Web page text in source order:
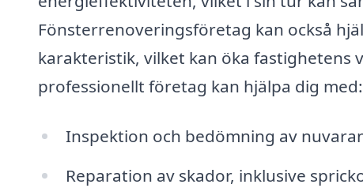
Fönsterrenoveringsföretag kan också
karakteristik, vilket kan öka fastighetens
professionellt företag kan hjälpa dig med:
Inspektion och bedömning av
Reparation av skador, inklusive